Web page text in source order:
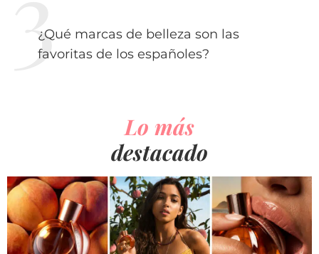
¿Qué marcas de belleza son las
favoritas de los españoles?
Lo más
destacado